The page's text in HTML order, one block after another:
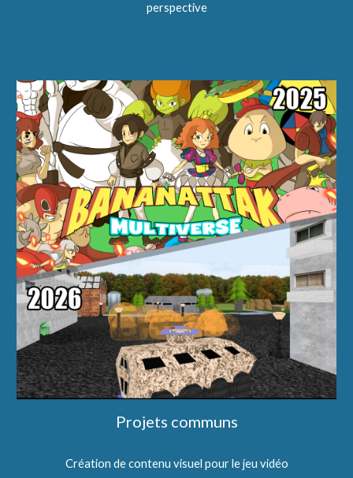
perspective
Projets communs
Création de contenu visuel pour le jeu vidéo